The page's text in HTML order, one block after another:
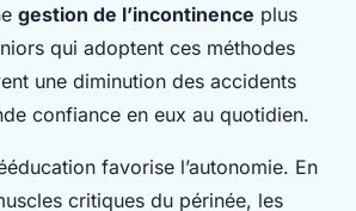
gestion de l’incontinence plus
qui adoptent ces méthodes
une diminution des accidents
confiance en eux au quotidien.
favorise l’autonomie. En
critiques du périnée, les